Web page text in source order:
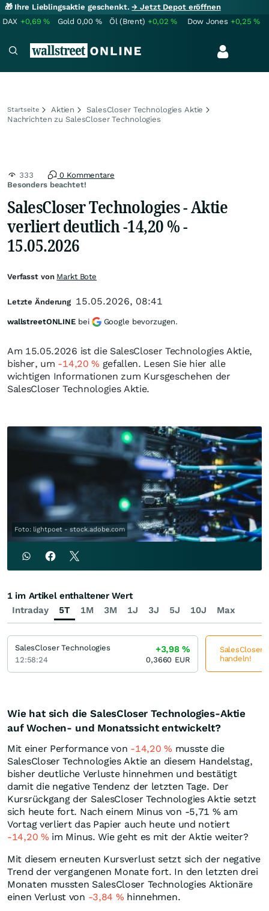
🎁 Ihre Lieblingsaktie geschenkt.→ Jetzt Depot eröffnen
DAX +0,69% Gold 0,00 % Öl (Brent) +0,02% Dow Jones +0,25%
Startseite Aktien
SalesCloser Technologies Aktie
Nachrichten zu SalesCloser Technologies
Besonders beachtet!
333 0 Kommentare
SalesCloser Technologies - Aktie
verliert deutlich -14,20 % -
15.05.2026
Am 15.05.2026 ist die SalesCloser Technologies Aktie,
bisher, um -14,20% gefallen. Lesen Sie hier alle
wichtigen Informationen zum Kursgeschehen der
SalesCloser Technologies Aktie.
Foto: lightpoet - stock.adobe.com
Wie hat sich die SalesCloser Technologies-Aktie
auf Wochen- und Monatssicht entwickelt?
Mit einer Performance von -14,20% musste die
SalesCloser Technologies Aktie an diesem Handelstag,
bisher deutliche Verluste hinnehmen und bestätigt
damit die negative Tendenz der letzten Tage. Der
Kursrückgang der SalesCloser Technologies Aktie setzt
sich heute fort. Nach einem Minus von -5,71 % am
Vortag verliert das Papier auch heute und notiert
-14,20 % im Minus. Wie geht es mit der Aktie weiter?
Mit diesem erneuten Kursverlust setzt sich der negative
Trend der vergangenen Monate fort. In den letzten drei
Monaten mussten SalesCloser Technologies Aktionäre
einen Verlust von -3,84 % hinnehmen.
Verfasst von Markt Bote
Letzte Änderung 15.05.2026, 08:41
wallstreetONLINE bei Google bevorzugen.
Intraday 5T 1M 3M 1J 3J 5J 10J Max
1 im Artikel enthaltener Wert
SalesCloser Technologies
12:58:24
+3,98%
0,3660 EUR
SalesCloser
handeln!